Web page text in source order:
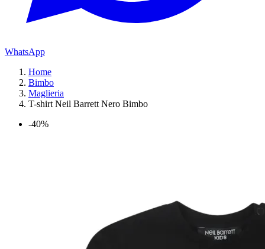
WhatsApp
Home
Bimbo
Maglieria
T-shirt Neil Barrett Nero Bimbo
-40%